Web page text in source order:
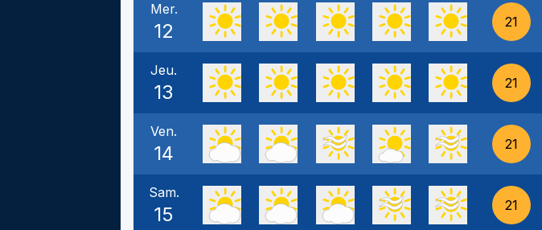
Mer.
12 21
Jeu.
13 21
Ven.
14 21
Sam.
15 21